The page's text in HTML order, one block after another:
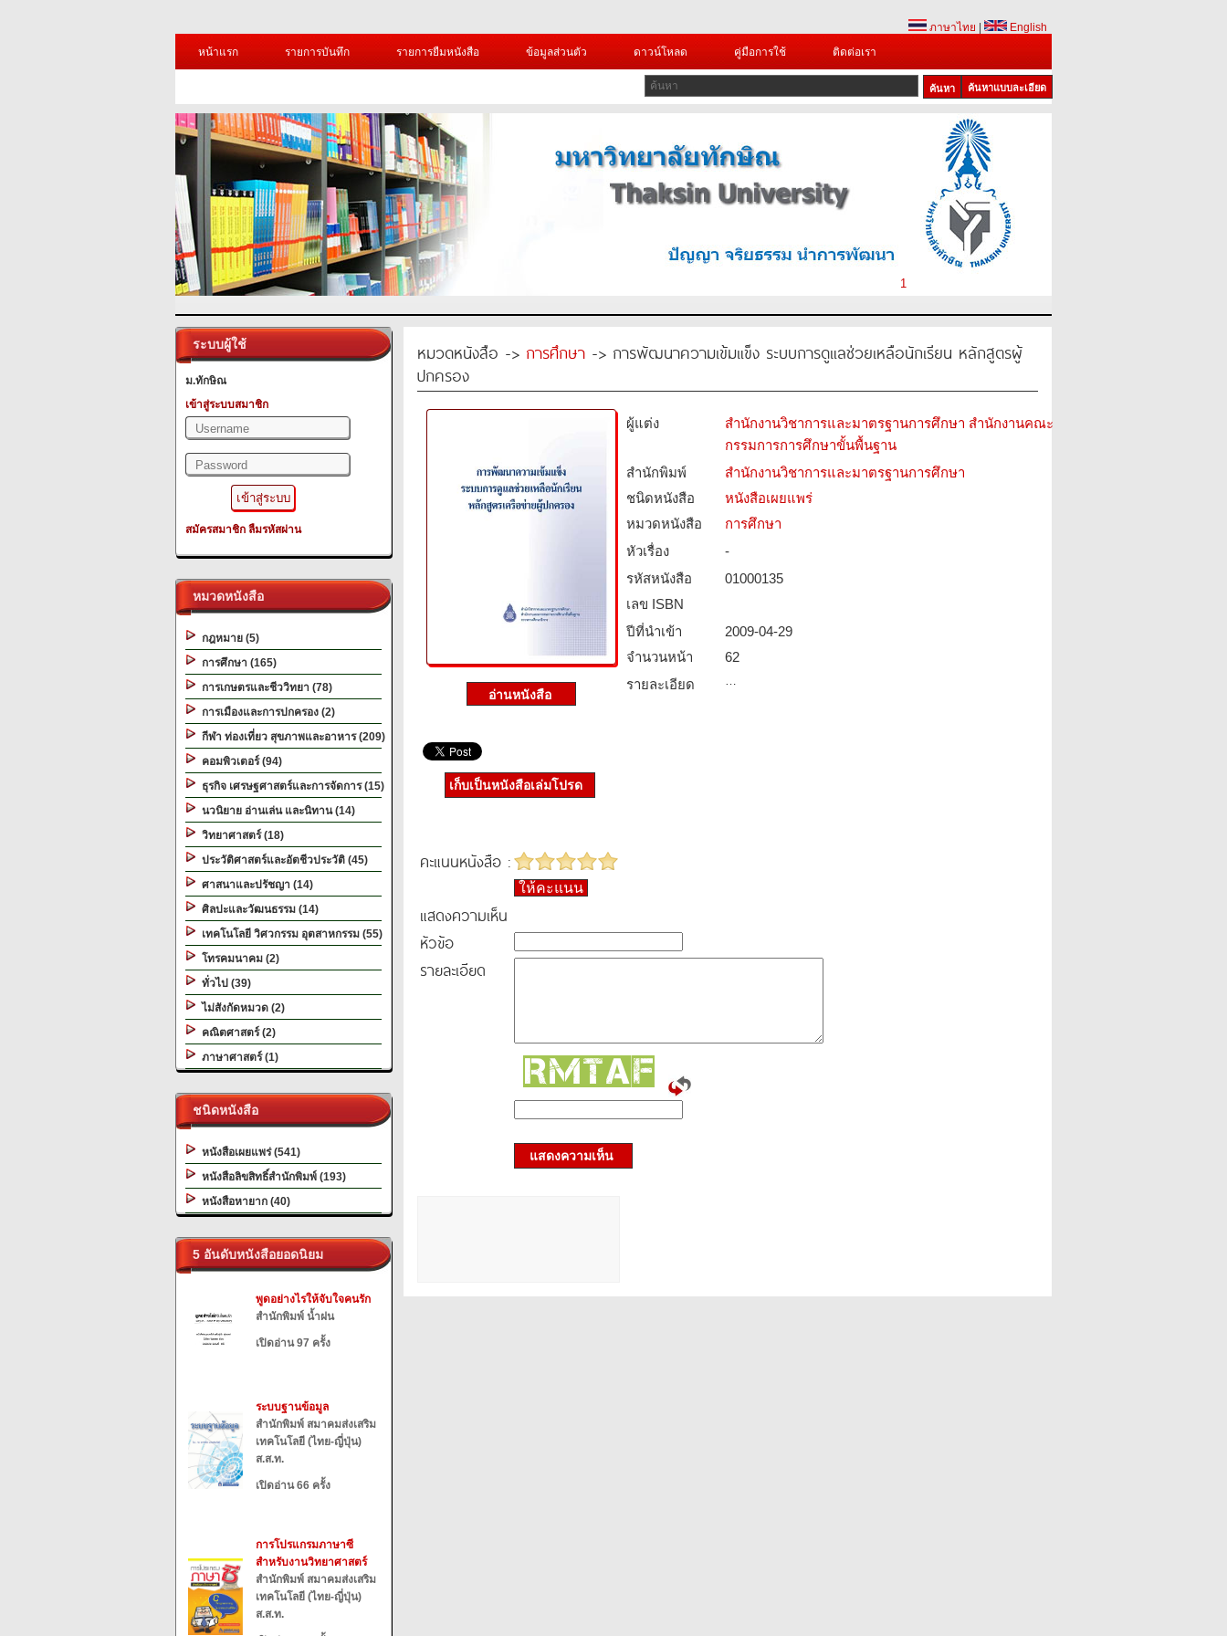
ภาษาไทย
English
หน้าแรก
รายการบันทึก รายการยืมหนังสือ ข้อมูลส่วนตัว ดาวน์โหลด คู่มือการใช้ ติดต่อเรา
ค้นหาแบบละเอียด
1
ระบบผู้ใช้
ม.ทักษิณ
เข้าสู่ระบบสมาชิก
สมัครสมาชิก ลืมรหัสผ่าน
หมวดหนังสือ
กฎหมาย (5)
การศึกษา (165)
การเกษตรและชีววิทยา (78)
การเมืองและการปกครอง (2)
กีฬา ท่องเที่ยว สุขภาพและอาหาร (209)
คอมพิวเตอร์ (94)
ธุรกิจ เศรษฐศาสตร์และการจัดการ (15)
นวนิยาย อ่านเล่น และนิทาน (14)
วิทยาศาสตร์ (18)
ประวัติศาสตร์และอัตชีวประวัติ (45)
ศาสนาและปรัชญา (14)
ศิลปะและวัฒนธรรม (14)
เทคโนโลยี วิศวกรรม อุตสาหกรรม (55)
โทรคมนาคม (2)
ทั่วไป (39)
ไม่สังกัดหมวด (2)
คณิตศาสตร์ (2)
ภาษาศาสตร์ (1)
ชนิดหนังสือ
หนังสือเผยแพร่ (541)
หนังสือลิขสิทธิ์สำนักพิมพ์ (193)
หนังสือหายาก (40)
5 อันดับหนังสือยอดนิยม
พูดอย่างไรให้จับใจคนรัก
สำนักพิมพ์ น้ำฝน
เปิดอ่าน 97 ครั้ง
ระบบฐานข้อมูล
สำนักพิมพ์ สมาคมส่งเสริม
เทคโนโลยี (ไทย-ญี่ปุ่น)
ส.ส.ท.
เปิดอ่าน 66 ครั้ง
การโปรแกรมภาษาซี
สำหรับงานวิทยาศาสตร์
สำนักพิมพ์ สมาคมส่งเสริม
เทคโนโลยี (ไทย-ญี่ปุ่น)
ส.ส.ท.
หมวดหนังสือ -> การศึกษา -> การพัฒนาความเข้มแข็ง ระบบการดูแลช่วยเหลือนักเรียน หลักสูตรผู้
ปกครอง
ผู้แต่ง
สำนักงานวิชาการและมาตรฐานการศึกษา สำนักงานคณะ
กรรมการการศึกษาขั้นพื้นฐาน
สำนักพิมพ์
สำนักงานวิชาการและมาตรฐานการศึกษา
ชนิดหนังสือ­
หนังสือเผยแพร่
หมวดหนังสือ­
การศึกษา
หัวเรื่อง
-
รหัสหนังสือ­
01000135
เลข ISBN
ปีที่นำเข้า
2009-04-29
จำนวนหน้า
62
รายละเอียด
…
เก็บเป็นหนังสือเล่มโปรด
คะแนนหนังสือ :
ให้คะแนน
แสดงความเห็น
หัวข้อ
รายละเอียด
แสดงความเห็น